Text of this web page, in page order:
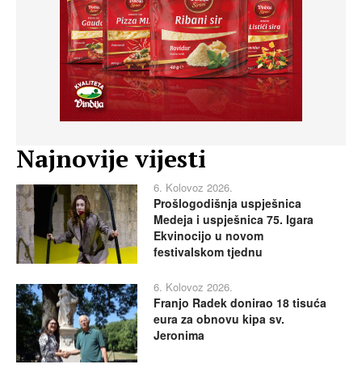
Najnovije vijesti
6. Kolovoz 2026.
Prošlogodišnja uspješnica
Medeja i uspješnica 75. Igara
Ekvinocijo u novom
festivalskom tjednu
6. Kolovoz 2026.
Franjo Radek donirao 18 tisuća
eura za obnovu kipa sv.
Jeronima